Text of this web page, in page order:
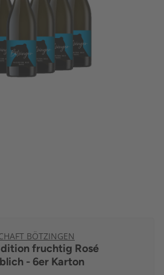
BÖTZINGEN
fruchtig Rosé
- 6er Karton